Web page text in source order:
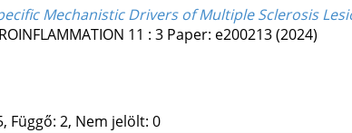
Mechanistic Drivers of Multiple Sclerosis
11 : 3 Paper: e200213(2024)
Függő: 2, Nem jelölt: 0